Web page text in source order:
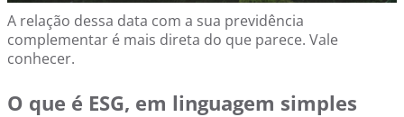
A relação dessa data com a sua previdência
complementar é mais direta do que parece. Vale
conhecer.
O que é ESG, em linguagem simples